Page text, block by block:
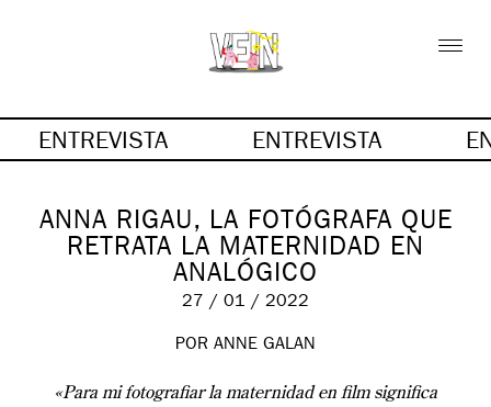
ENTREVISTA ENTREVISTA
ANNA RIGAU, LA FOTÓGRAFA QUE
RETRATA LA MATERNIDAD EN
ANALÓGICO
27 / 01 / 2022
POR ANNE GALAN
«Para mi fotografiar la maternidad en film significa